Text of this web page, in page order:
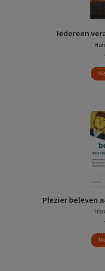
Iedereen
Plezier beleven